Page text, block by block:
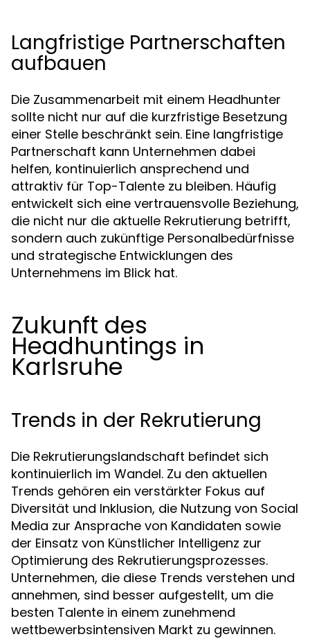
Langfristige Partnerschaften
aufbauen
Die Zusammenarbeit mit einem Headhunter
sollte nicht nur auf die kurzfristige Besetzung
einer Stelle beschränkt sein. Eine langfristige
Partnerschaft kann Unternehmen dabei
helfen, kontinuierlich ansprechend und
attraktiv für Top-Talente zu bleiben. Häufig
entwickelt sich eine vertrauensvolle Beziehung,
die nicht nur die aktuelle Rekrutierung betrifft,
sondern auch zukünftige Personalbedürfnisse
und strategische Entwicklungen des
Unternehmens im Blick hat.
Zukunft des
Headhuntings in
Karlsruhe
Trends in der Rekrutierung
Die Rekrutierungslandschaft befindet sich
kontinuierlich im Wandel. Zu den aktuellen
Trends gehören ein verstärkter Fokus auf
Diversität und Inklusion, die Nutzung von Social
Media zur Ansprache von Kandidaten sowie
der Einsatz von Künstlicher Intelligenz zur
Optimierung des Rekrutierungsprozesses.
Unternehmen, die diese Trends verstehen und
annehmen, sind besser aufgestellt, um die
besten Talente in einem zunehmend
wettbewerbsintensiven Markt zu gewinnen.